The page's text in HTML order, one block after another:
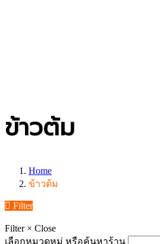
ข้าวต้ม
Home
ข้าวต้ม
Filter
Filter × Close
เลือกหมวดหมู่ หรือค้นหาร้าน